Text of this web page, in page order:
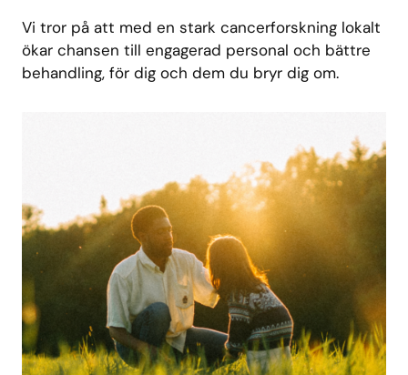
Vi tror på att med en stark cancerforskning lokalt
ökar chansen till engagerad personal och bättre
behandling, för dig och dem du bryr dig om.